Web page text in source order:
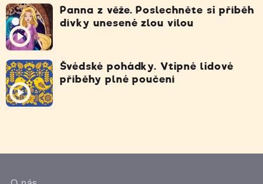
Panna z věže. Poslechněte si příběh
dívky unesené zlou vílou
Švédské pohádky. Vtipné lidové
příběhy plné poučení